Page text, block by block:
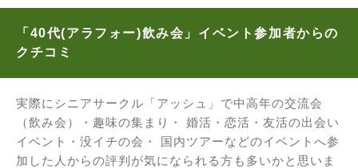
「40代(アラフォー)飲み会」イベント参加者からの
クチコミ
実際にシニアサークル「アッシュ」で中高年の交流会
（飲み会）・趣味の集まり・ 婚活・恋活・友活の出会い
イベント・没イチの会・ 国内ツアーなどのイベントへ参
加した人からの評判が気になられる方も多いかと思いま